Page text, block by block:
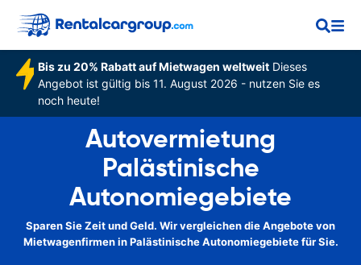
Bis zu 20% Rabatt auf Mietwagen weltweitDieses
Angebot ist gültig bis 11. August 2026 - nutzen Sie es
noch heute!
Autovermietung
Palästinische
Autonomiegebiete
Sparen Sie Zeit und Geld. Wir vergleichen die Angebote von
Mietwagenfirmen in Palästinische Autonomiegebiete für Sie.